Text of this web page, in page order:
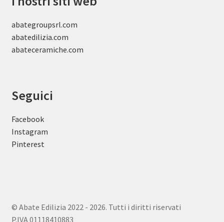
abategroupsrl.com
abatedilizia.com
abateceramiche.com
Seguici
Facebook
Instagram
Pinterest
© Abate Edilizia 2022 - 2026. Tutti i diritti riservati
P.IVA 01118410883